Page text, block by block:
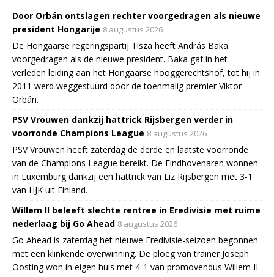
Door Orbán ontslagen rechter voorgedragen als nieuwe
president Hongarije 8 augustus 2026
De Hongaarse regeringspartij Tisza heeft András Baka
voorgedragen als de nieuwe president. Baka gaf in het
verleden leiding aan het Hongaarse hooggerechtshof, tot hij in
2011 werd weggestuurd door de toenmalig premier Viktor
Orbán.
PSV Vrouwen dankzij hattrick Rijsbergen verder in
voorronde Champions League 8 augustus 2026
PSV Vrouwen heeft zaterdag de derde en laatste voorronde
van de Champions League bereikt. De Eindhovenaren wonnen
in Luxemburg dankzij een hattrick van Liz Rijsbergen met 3-1
van HJK uit Finland.
Willem II beleeft slechte rentree in Eredivisie met ruime
nederlaag bij Go Ahead 8 augustus 2026
Go Ahead is zaterdag het nieuwe Eredivisie-seizoen begonnen
met een klinkende overwinning. De ploeg van trainer Joseph
Oosting won in eigen huis met 4-1 van promovendus Willem II.